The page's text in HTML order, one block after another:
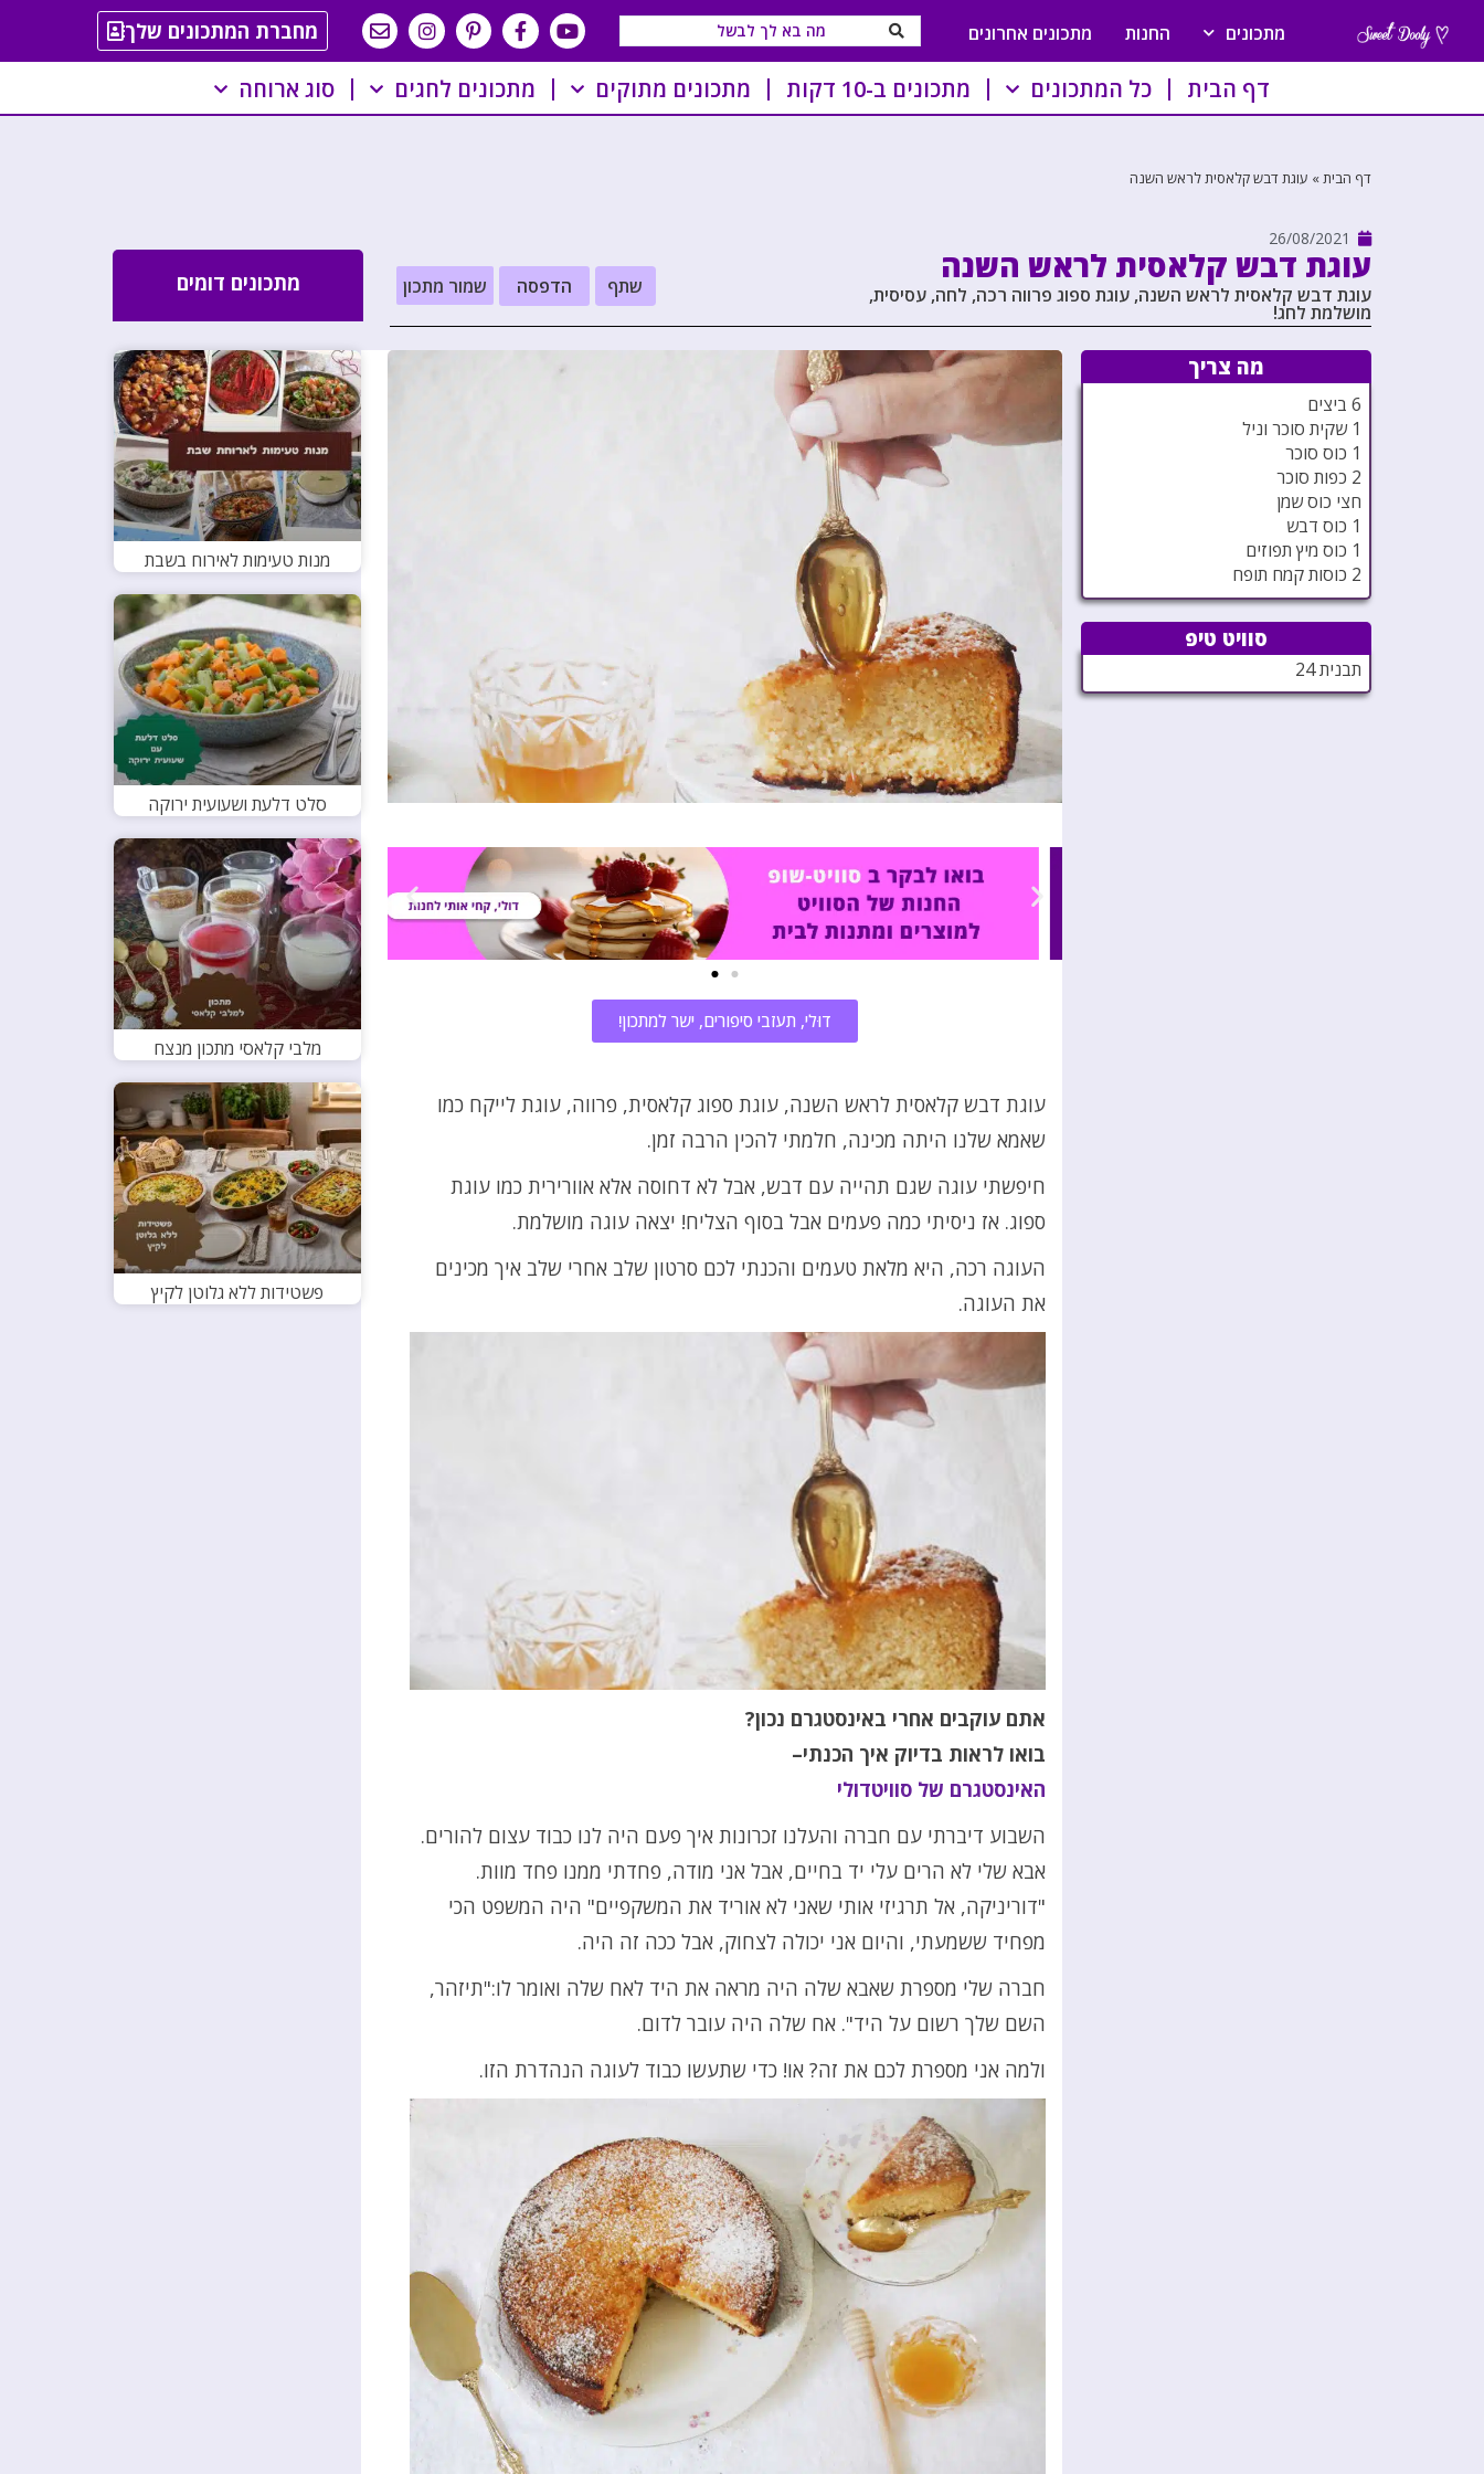
מתכונים החנות מתכונים אחרונים מחברת המתכונים שלך
דף הבית כל המתכונים מתכונים ב-10 דקות מתכונים מתוקים מתכונים לחגים סוג ארוחה
דף הבית» עוגת דבש קלאסית לראש השנה
26/08/2021
עוגת דבש קלאסית לראש השנה
עוגת דבש קלאסית לראש השנה, עוגת ספוג פרווה רכה, לחה, עסיסית,
מושלמת לחג!
שתף הדפסה שמור מתכון מתכונים דומים
מה צריך
6 ביצים
1 שקית סוכר וניל
1 כוס סוכר
2 כפות סוכר
חצי כוס שמן
1 כוס דבש
1 כוס מיץ תפוזים
2 כוסות קמח תופח
סוויט טיפ
תבנית 24
דוּלי, תעזבי סיפורים, ישר למתכון!
עוגת דבש קלאסית לראש השנה, עוגת ספוג קלאסית, פרווה, עוגת לייקח כמו
שאמא שלנו היתה מכינה, חלמתי להכין הרבה זמן.
חיפשתי עוגה שגם תהייה עם דבש, אבל לא דחוסה אלא אוורירית כמו עוגת
ספוג. אז ניסיתי כמה פעמים אבל בסוף הצליח! יצאה עוגה מושלמת.
העוגה רכה, היא מלאת טעמים והכנתי לכם סרטון שלב אחרי שלב איך מכינים
את העוגה.
אתם עוקבים אחרי באינסטגרם נכון?
בואו לראות בדיוק איך הכנתי–
האינסטגרם של סוויטדולי
השבוע דיברתי עם חברה והעלנו זכרונות איך פעם היה לנו כבוד עצום להורים.
אבא שלי לא הרים עלי יד בחיים, אבל אני מודה, פחדתי ממנו פחד מוות.
"דוריניקה, אל תרגיזי אותי שאני לא אוריד את המשקפיים" היה המשפט הכי
מפחיד ששמעתי, והיום אני יכולה לצחוק, אבל ככה זה היה.
חברה שלי מספרת שאבא שלה היה מראה את היד לאח שלה ואומר לו:"תיזהר,
השם שלך רשום על היד". אח שלה היה עובר לדום.
ולמה אני מספרת לכם את זה? או! כדי שתעשו כבוד לעוגה הנהדרת הזו.
מנות טעימות לאירוח בשבת
סלט דלעת ושעועית ירוקה
מלבי קלאסי מתכון מנצח
פשטידות ללא גלוטן לקיץ